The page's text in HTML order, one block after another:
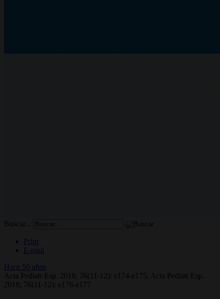
Buscar...
Print
E-mail
Hace 50 años
Acta Pediatr Esp. 2018; 76(11-12): e174-e175; Acta Pediatr Esp.
2018; 76(11-12): e176-e177